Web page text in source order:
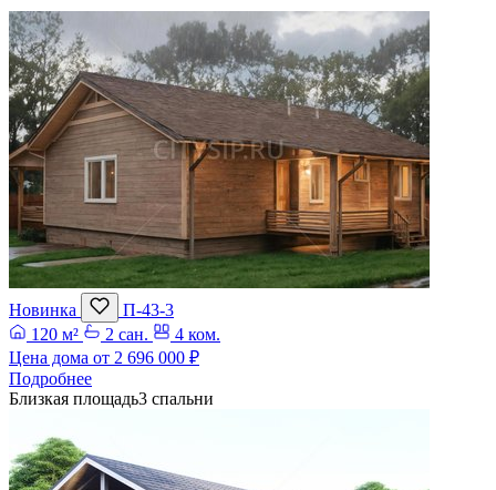
Новинка
П-43-3
120 м²
2 сан.
4 ком.
Цена дома от 2 696 000 ₽
Подробнее
Близкая площадь3 спальни